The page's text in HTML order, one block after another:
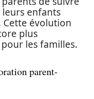
leurs enfants
Cette évolution
plus
les familles.
parent-